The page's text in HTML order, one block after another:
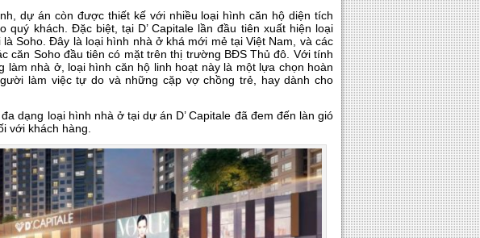
dự án còn được thiết kế với nhiều loại hình căn hộ diện tích
khách. Đặc biệt, tại D’ Capitale lần đầu tiên xuất hiện loại
Soho. Đây là loại hình nhà ở khá mới mẻ tại Việt Nam, và các
căn Soho đầu tiên có mặt trên thị trường BĐS Thủ đô. Với tính
làm nhà ở, loại hình căn hộ linh hoạt này là một lựa chọn hoàn
làm việc tự do và những cặp vợ chồng trẻ, hay dành cho
dạng loại hình nhà ở tại dự án D’ Capitale đã đem đến làn gió
với khách hàng.